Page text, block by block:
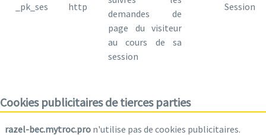
_pk_ses http
demandes de
page du visiteur
au cours de sa
session
Session
Cookies publicitaires de tierces parties
razel-bec.mytroc.pro n'utilise pas de cookies publicitaires.